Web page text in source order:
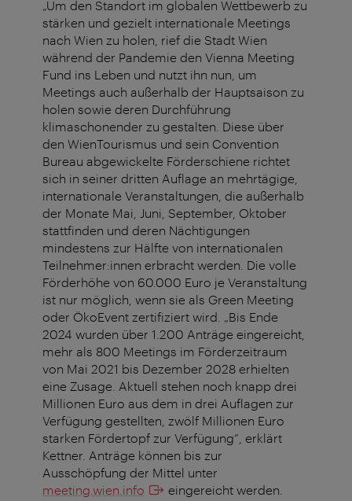
„Um den Standort im globalen Wettbewerb zu
stärken und gezielt internationale Meetings
nach Wien zu holen, rief die Stadt Wien
während der Pandemie den Vienna Meeting
Fund ins Leben und nutzt ihn nun, um
Meetings auch außerhalb der Hauptsaison zu
holen sowie deren Durchführung
klimaschonender zu gestalten. Diese über
den WienTourismus und sein Convention
Bureau abgewickelte Förderschiene richtet
sich in seiner dritten Auflage an mehrtägige,
internationale Veranstaltungen, die außerhalb
der Monate Mai, Juni, September, Oktober
stattfinden und deren Nächtigungen
mindestens zur Hälfte von internationalen
Teilnehmer:innen erbracht werden. Die volle
Förderhöhe von 60.000 Euro je Veranstaltung
ist nur möglich, wenn sie als Green Meeting
oder ÖkoEvent zertifiziert wird. „Bis Ende
2024 wurden über 1.200 Anträge eingereicht,
mehr als 800 Meetings im Förderzeitraum
von Mai 2021 bis Dezember 2028 erhielten
eine Zusage. Aktuell stehen noch knapp drei
Millionen Euro aus dem in drei Auflagen zur
Verfügung gestellten, zwölf Millionen Euro
starken Fördertopf zur Verfügung“, erklärt
Kettner. Anträge können bis zur
Ausschöpfung der Mittel unter
meeting.wien.info
eingereicht werden.